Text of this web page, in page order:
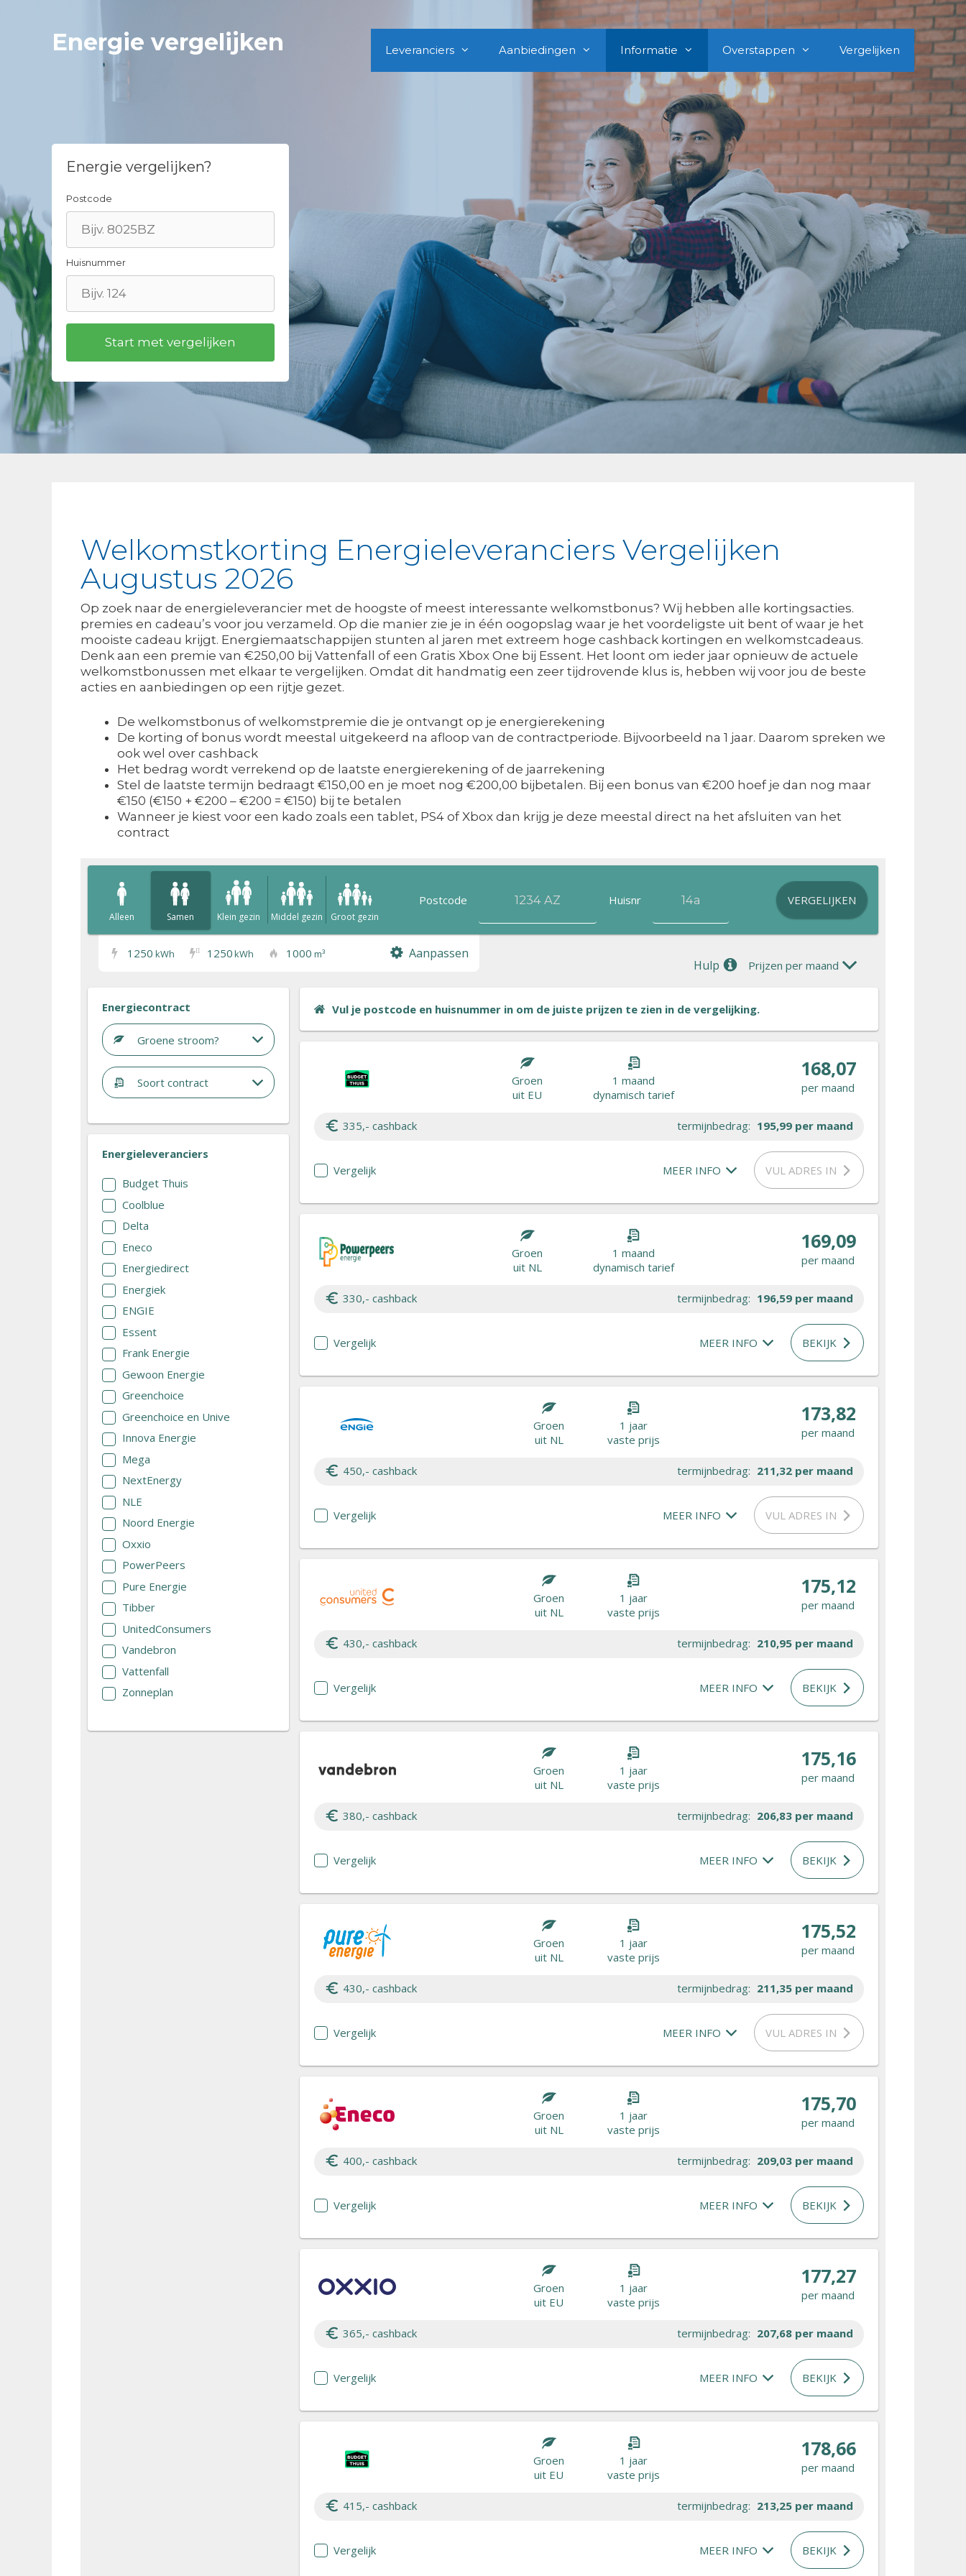
Energie vergelijken Leveranciers Aanbiedingen Informatie Overstappen Vergelijken
Energie vergelijken?
Postcode
Huisnummer
Welkomstkorting Energieleveranciers Vergelijken
Augustus 2026
Op zoek naar de energieleverancier met de hoogste of meest interessante welkomstbonus? Wij hebben alle kortingsacties.
premies en cadeau’s voor jou verzameld. Op die manier zie je in één oogopslag waar je het voordeligste uit bent of waar je het
mooiste cadeau krijgt. Energiemaatschappijen stunten al jaren met extreem hoge cashback kortingen en welkomstcadeaus.
Denk aan een premie van €250,00 bij Vattenfall of een Gratis Xbox One bij Essent. Het loont om ieder jaar opnieuw de actuele
welkomstbonussen met elkaar te vergelijken. Omdat dit handmatig een zeer tijdrovende klus is, hebben wij voor jou de beste
acties en aanbiedingen op een rijtje gezet.
De welkomstbonus of welkomstpremie die je ontvangt op je energierekening
De korting of bonus wordt meestal uitgekeerd na afloop van de contractperiode. Bijvoorbeeld na 1 jaar. Daarom spreken we
ook wel over cashback
Het bedrag wordt verrekend op de laatste energierekening of de jaarrekening
Stel de laatste termijn bedraagt €150,00 en je moet nog €200,00 bijbetalen. Bij een bonus van €200 hoef je dan nog maar
€150 (€150 + €200 – €200 = €150) bij te betalen
Wanneer je kiest voor een kado zoals een tablet, PS4 of Xbox dan krijg je deze meestal direct na het afsluiten van het
contract
Alleen Samen Klein gezin Middel gezin Groot gezin
Postcode Huisnr VERGELIJKEN
1250 kWh II 1250kWh 1000 m³ Aanpassen
Hulp Prijzen per maand
Energiecontract
Groene stroom?
Soort contract
Energieleveranciers
Budget Thuis
Coolblue
Delta
Eneco
Energiedirect
Energiek
ENGIE
Essent
Frank Energie
Gewoon Energie
Greenchoice
Greenchoice en Unive
Innova Energie
Mega
NextEnergy
NLE
Noord Energie
Oxxio
PowerPeers
Pure Energie
Tibber
UnitedConsumers
Vandebron
Vattenfall
Zonneplan
Vul je postcode en huisnummer in om de juiste prijzen te zien in de vergelijking.
Groen
uit EU
1 maand
dynamisch tarief
168,07
per maand
335,- cashback termijnbedrag: 195,99 per maand
Vergelijk MEER INFO VUL ADRES IN
Groen
uit NL
1 maand
dynamisch tarief
169,09
per maand
330,- cashback termijnbedrag: 196,59 per maand
Vergelijk MEER INFO BEKIJK
Groen
uit NL
1 jaar
vaste prijs
173,82
per maand
450,- cashback termijnbedrag: 211,32 per maand
Vergelijk MEER INFO VUL ADRES IN
Groen
uit NL
1 jaar
vaste prijs
175,12
per maand
430,- cashback termijnbedrag: 210,95 per maand
Vergelijk MEER INFO BEKIJK
Groen
uit NL
1 jaar
vaste prijs
175,16
per maand
380,- cashback termijnbedrag: 206,83 per maand
Vergelijk MEER INFO BEKIJK
Groen
uit NL
1 jaar
vaste prijs
175,52
per maand
430,- cashback termijnbedrag: 211,35 per maand
Vergelijk MEER INFO VUL ADRES IN
Groen
uit NL
1 jaar
vaste prijs
175,70
per maand
400,- cashback termijnbedrag: 209,03 per maand
Vergelijk MEER INFO BEKIJK
Groen
uit EU
1 jaar
vaste prijs
177,27
per maand
365,- cashback termijnbedrag: 207,68 per maand
Vergelijk MEER INFO BEKIJK
Groen
uit EU
1 jaar
vaste prijs
178,66
per maand
415,- cashback termijnbedrag: 213,25 per maand
Vergelijk MEER INFO BEKIJK